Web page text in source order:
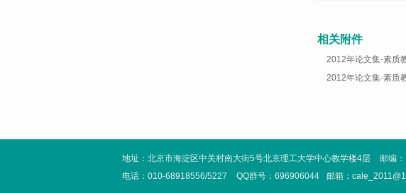
相关附件
2012年论文集-素质
2012年论文集-素质
地址：北京市海淀区中关村南大街5号北京理工大学中心教学楼4层
邮编
电话：010-68918556/5227
QQ群号：696906044 邮箱：